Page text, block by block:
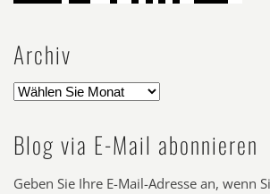
Archiv
Blog via E-Mail abonnieren
Geben Sie Ihre E-Mail-Adresse an, wenn